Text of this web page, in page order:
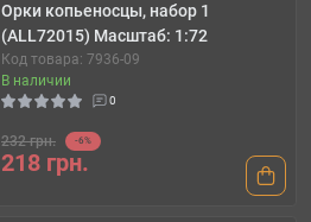
Орки копьеносцы, набор 1
(ALL72015) Масштаб: 1:72
Код товара: 7936-09
В наличии
0
232 грн. -6%
218 грн.